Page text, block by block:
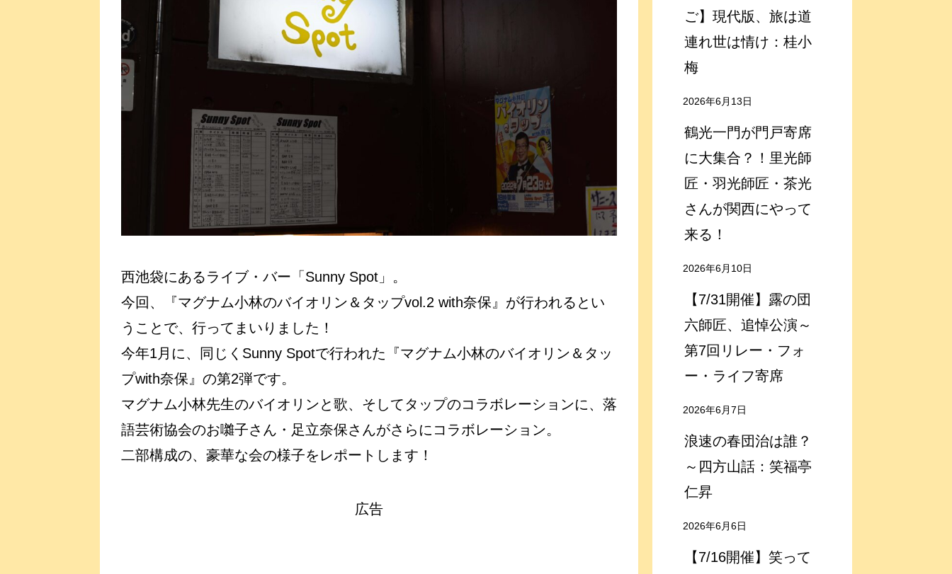
西池袋にあるライブ・バー「Sunny Spot」。
今回、『マグナム小林のバイオリン＆タップvol.2 with奈保』が行われるとい
うことで、行ってまいりました！
今年1月に、同じくSunny Spotで行われた『マグナム小林のバイオリン＆タッ
プwith奈保』の第2弾です。
マグナム小林先生のバイオリンと歌、そしてタップのコラボレーションに、落
語芸術協会のお囃子さん・足立奈保さんがさらにコラボレーション。
二部構成の、豪華な会の様子をレポートします！
広告
ご】現代版、旅は道
連れ世は情け：桂小
梅
2026年6月13日
鶴光一門が門戸寄席
に大集合？！里光師
匠・羽光師匠・茶光
さんが関西にやって
来る！
2026年6月10日
【7/31開催】露の団
六師匠、追悼公演～
第7回リレー・フォ
ー・ライフ寄席
2026年6月7日
浪速の春団治は誰？
～四方山話：笑福亭
仁昇
2026年6月6日
【7/16開催】笑って